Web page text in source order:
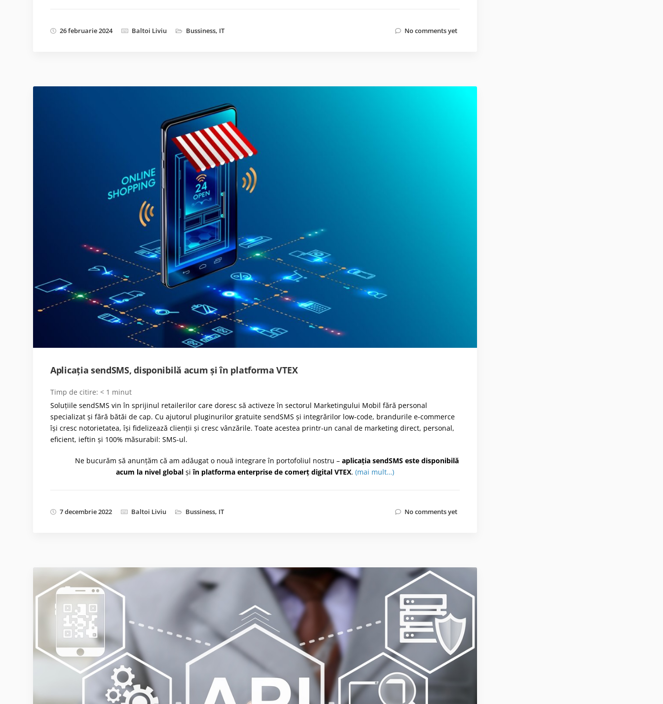
26 februarie 2024 Baltoi Liviu Bussiness, IT No comments yet
Aplicația sendSMS, disponibilă acum și în platforma VTEX
Timp de citire: < 1 minut
Soluțiile sendSMS vin în sprijinul retailerilor care doresc să activeze în sectorul Marketingului Mobil fără personal
specializat și fără bătăi de cap. Cu ajutorul pluginurilor gratuite sendSMS și integrărilor low-code, brandurile e-commerce
își cresc notorietatea, își fidelizează clienții și cresc vânzările. Toate acestea printr-un canal de marketing direct, personal,
eficient, ieftin și 100% măsurabil: SMS-ul.
Ne bucurăm să anunțăm că am adăugat o nouă integrare în portofoliul nostru – aplicația sendSMS este disponibilă
acum la nivel global șiîn platforma enterprise de comerț digital VTEX. (mai mult…)
7 decembrie 2022 Baltoi Liviu Bussiness, IT No comments yet